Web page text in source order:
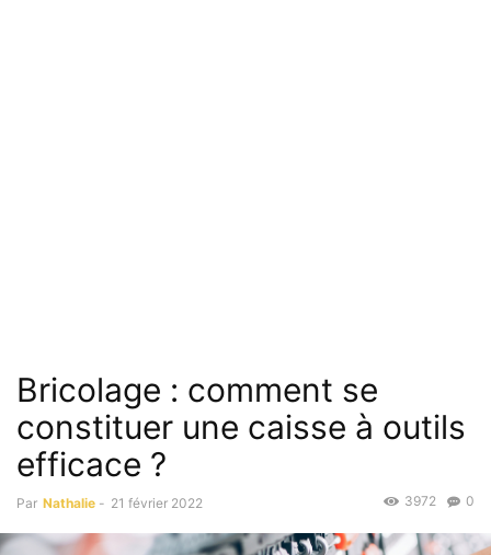
Bricolage : comment se
constituer une caisse à outils
efficace ?
Par Nathalie - 21 février 2022 0
3972